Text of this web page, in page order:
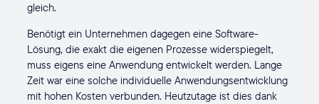
gleich.
Benötigt ein Unternehmen dagegen eine Software-
Lösung, die exakt die eigenen Prozesse widerspiegelt,
muss eigens eine Anwendung entwickelt werden. Lange
Zeit war eine solche individuelle Anwendungsentwicklung
mit hohen Kosten verbunden. Heutzutage ist dies dank